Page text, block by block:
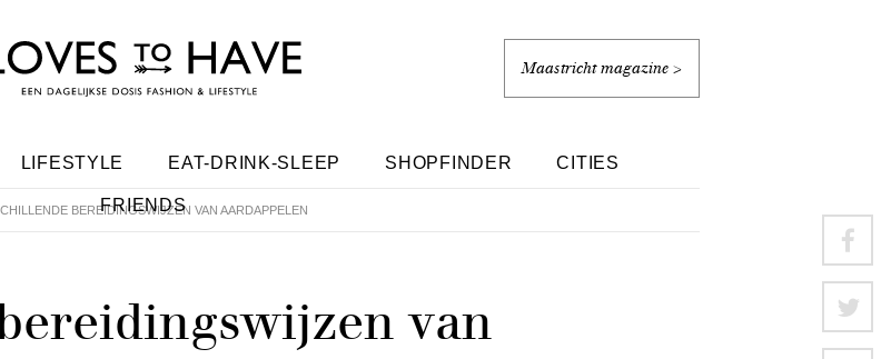
Maastricht magazine >
LIFESTYLE EAT-DRINK-SLEEP SHOPFINDER CITIES
FRIENDS
BEREIDINGSWIJZEN VAN AARDAPPELEN
van